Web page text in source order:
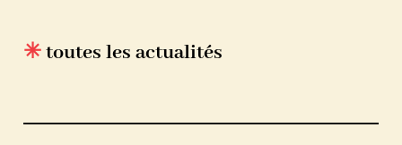
✳toutes les actualités